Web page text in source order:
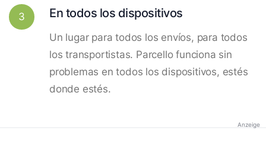
3 En todos los dispositivos
Un lugar para todos los envíos, para todos
los transportistas. Parcello funciona sin
problemas en todos los dispositivos, estés
donde estés.
Anzeige